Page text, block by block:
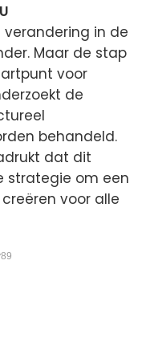
in de
Maar de stap
voor
de
behandeld.
dat dit
strategie om een
voor alle